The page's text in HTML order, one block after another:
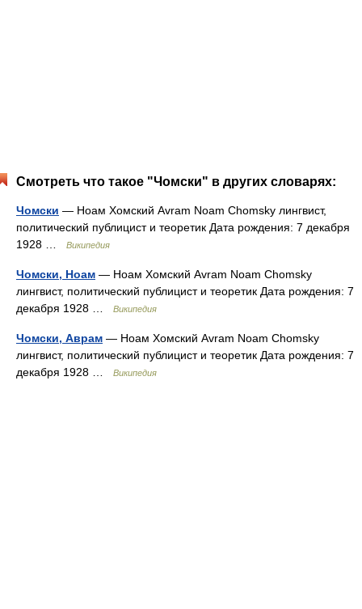
Смотреть что такое "Чомски" в других словарях:
Чомски — Ноам Хомский Avram Noam Chomsky лингвист,
политический публицист и теоретик Дата рождения: 7 декабря
1928 …
Википедия
Чомски, Ноам — Ноам Хомский Avram Noam Chomsky
лингвист, политический публицист и теоретик Дата рождения: 7
декабря 1928 …
Википедия
Чомски, Аврам — Ноам Хомский Avram Noam Chomsky
лингвист, политический публицист и теоретик Дата рождения: 7
декабря 1928 …
Википедия